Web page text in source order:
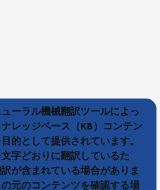
ーラル機械翻訳ツールによっ
レッジベース（KB）コンテン
的として提供されています。
字どおりに翻訳しているた
が含まれている場合がありま
元のコンテンツを確認する場